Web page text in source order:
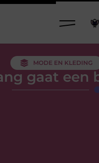
MODE EN KLEDING
gaat een